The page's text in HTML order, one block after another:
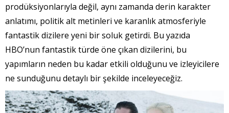
prodüksiyonlarıyla değil, aynı zamanda derin karakter
anlatımı, politik alt metinleri ve karanlık atmosferiyle
fantastik dizilere yeni bir soluk getirdi. Bu yazıda
HBO’nun fantastik türde öne çıkan dizilerini, bu
yapımların neden bu kadar etkili olduğunu ve izleyicilere
ne sunduğunu detaylı bir şekilde inceleyeceğiz.